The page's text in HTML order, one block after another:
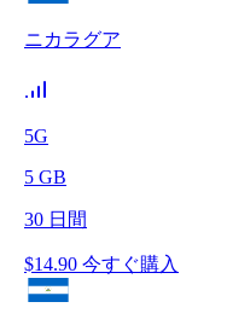
ニカラグア
5G
5 GB
30 日間
$14.90 今すぐ購入